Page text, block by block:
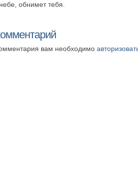
обнимет тебя.
вам необходимо